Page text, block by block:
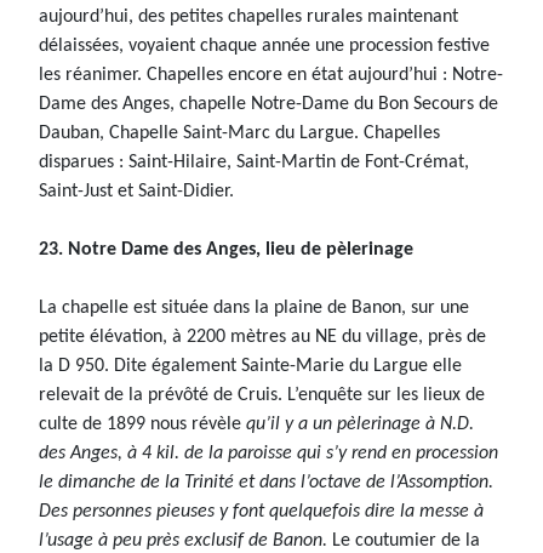
aujourd’hui, des petites chapelles rurales maintenant
délaissées, voyaient chaque année une procession festive
les réanimer. Chapelles encore en état aujourd’hui : Notre-
Dame des Anges, chapelle Notre-Dame du Bon Secours de
Dauban, Chapelle Saint-Marc du Largue. Chapelles
disparues : Saint-Hilaire, Saint-Martin de Font-Crémat,
Saint-Just et Saint-Didier.
23. Notre Dame des Anges, lieu de pèlerinage
La chapelle est située dans la plaine de Banon, sur une
petite élévation, à 2200 mètres au NE du village, près de
la D 950. Dite également Sainte-Marie du Largue elle
relevait de la prévôté de Cruis. L’enquête sur les lieux de
culte de 1899 nous révèle qu’il y a un pèlerinage à N.D.
des Anges, à 4 kil. de la paroisse qui s’y rend en procession
le dimanche de la Trinité et dans l’octave de l’Assomption.
Des personnes pieuses y font quelquefois dire la messe à
l’usage à peu près exclusif de Banon. Le coutumier de la